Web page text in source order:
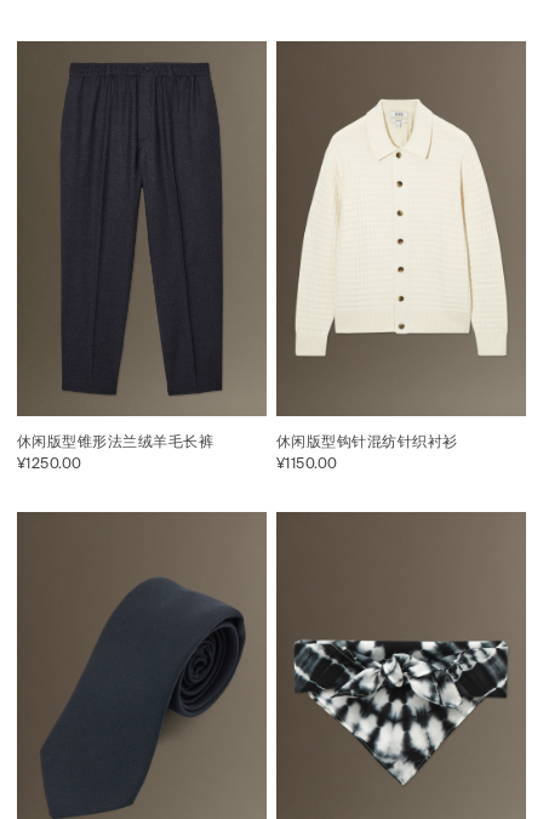
休闲版型锥形法兰绒羊毛长裤
¥1250.00
休闲版型钩针混纺针织衬衫
¥1150.00